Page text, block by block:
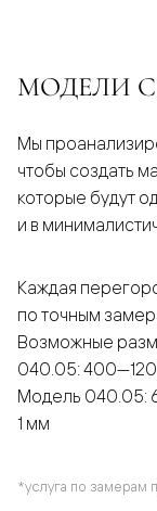
МОДЕЛИ
Мы
чтобы создать
которые будут
и в
Каждая
по точным
Возможные
040.05:
Модель
1 мм
*услуга по замерам